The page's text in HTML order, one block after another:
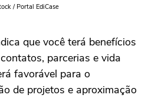
/ Portal EdiCase
que você terá benefícios
parcerias e vida
favorável para o
de projetos e aproximação